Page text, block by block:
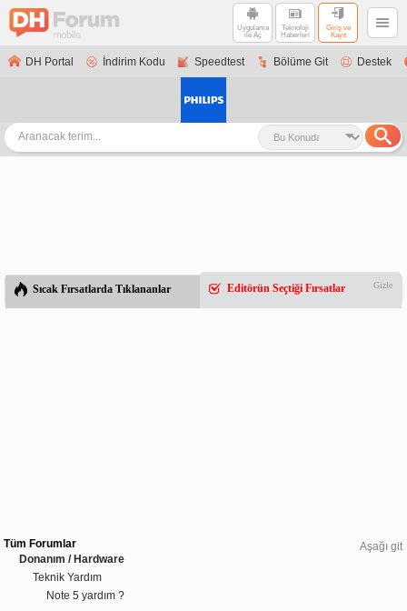
Uygulama
ile Aç
Teknoloji
Haberleri
Giriş ve
Kayıt
DH Portal İndirim Kodu Speedtest Bölüme Git Destek
Sıcak Fırsatlarda Tıklananlar Editörün Seçtiği Fırsatlar Gizle
Aşağı git
Tüm Forumlar
Donanım / Hardware
Teknik Yardım
Note 5 yardım ?